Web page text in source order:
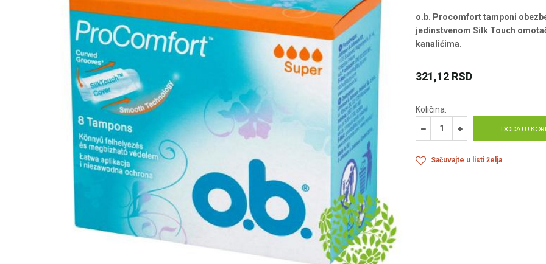
o.b. Procomfort tamponi
jedinstvenom Silk Touch
kanalićima.
321,12 RSD
Količina:
DODAJ U
Sačuvajte u listi želja